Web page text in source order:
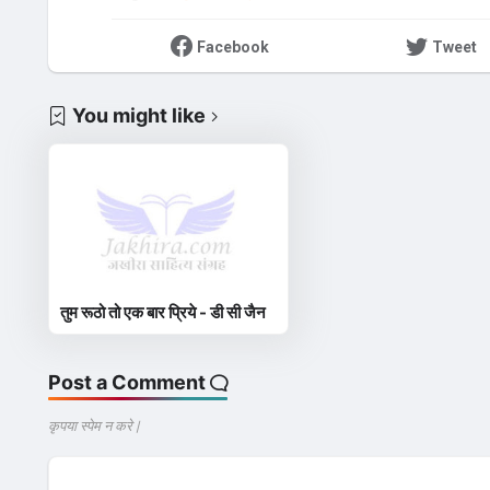
Facebook Tweet
You might like
तुम रूठो तो एक बार प्रिये - डी सी जैन
Post a Comment
कृपया स्पेम न करे |